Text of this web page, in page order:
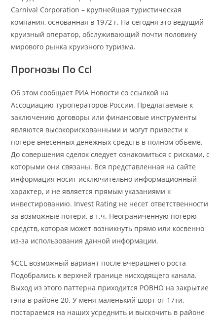
Carnival Corporation – крупнейшая туристическая
компания, основанная в 1972 г. На сегодня это ведущий
круизный оператор, обслуживающий почти половину
мирового рынка круизного туризма.
Прогнозы По Ccl
Об этом сообщает РИА Новости со ссылкой на
Ассоциацию туроператоров России. Предлагаемые к
заключению договоры или финансовые инструменты
являются высокорискованными и могут привести к
потере внесенных денежных средств в полном объеме.
До совершения сделок следует ознакомиться с рисками, с
которыми они связаны. Вся представленная на сайте
информация носит исключительно информационный
характер, и не является прямым указаниями к
инвестированию. Invest Rating не несет ответственности
за возможные потери, в т.ч. Неограниченную потерю
средств, которая может возникнуть прямо или косвенно
из-за использования данной информации.
$CCL возможный вариант после вчерашнего роста
Подобрались к верхней границе нисходящего канала.
Выход из этого паттерна приходится РОВНО на закрытие
гэпа в районе 20. У меня маленький шорт от 17ти,
постараемся на наших усреднить и выскочить в районе